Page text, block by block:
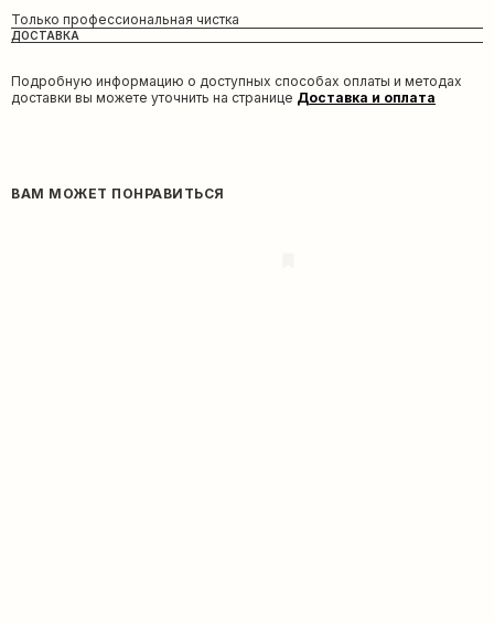
Только профессиональная чистка
ДОСТАВКА
Подробную информацию о доступных способах оплаты и методах
доставки вы можете уточнить на странице Доставка и оплата
ВАМ МОЖЕТ ПОНРАВИТЬСЯ